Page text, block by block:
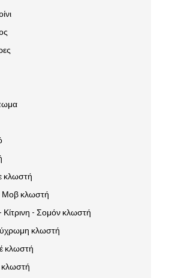
κλωστή
Μοβ κλωστή
- Σομόν κλωστή
κλωστή
κλωστή